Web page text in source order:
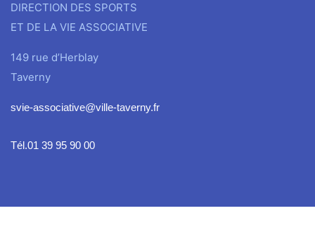
DIRECTION DES SPORTS
ET DE LA VIE ASSOCIATIVE
149 rue d’Herblay
Taverny
svie-associative@ville-taverny.fr
Tél.01 39 95 90 00